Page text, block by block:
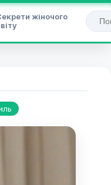
жіночого